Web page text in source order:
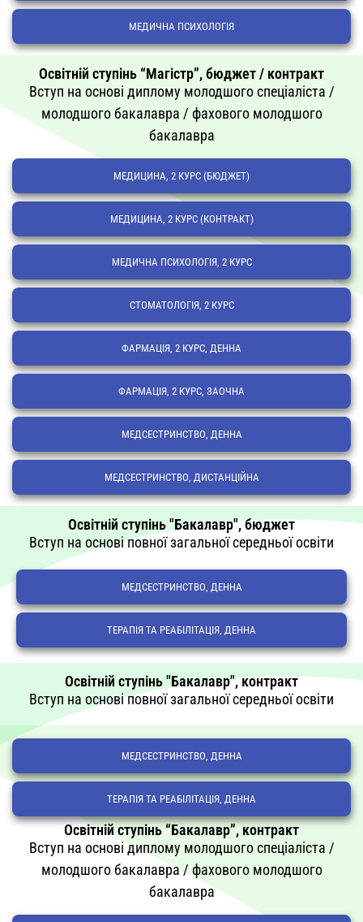
МЕДИЧНА ПСИХОЛОГІЯ
Освітній ступінь “Магістр”, бюджет / контракт
Вступ на основі диплому молодшого спеціаліста /
молодшого бакалавра / фахового молодшого
бакалавра
МЕДИЦИНА, 2 КУРС (БЮДЖЕТ)
МЕДИЦИНА, 2 КУРС (КОНТРАКТ)
МЕДИЧНА ПСИХОЛОГІЯ, 2 КУРС
СТОМАТОЛОГІЯ, 2 КУРС
ФАРМАЦІЯ, 2 КУРС, ДЕННА
ФАРМАЦІЯ, 2 КУРС, ЗАОЧНА
МЕДСЕСТРИНСТВО, ДЕННА
МЕДСЕСТРИНСТВО, ДИСТАНЦІЙНА
Освітній ступінь "Бакалавр", бюджет
Вступ на основі повної загальної середньої освіти
МЕДСЕСТРИНСТВО, ДЕННА
ТЕРАПІЯ ТА РЕАБІЛІТАЦІЯ, ДЕННА
Освітній ступінь "Бакалавр", контракт
Вступ на основі повної загальної середньої освіти
МЕДСЕСТРИНСТВО, ДЕННА
ТЕРАПІЯ ТА РЕАБІЛІТАЦІЯ, ДЕННА
Освітній ступінь “Бакалавр”, контракт
Вступ на основі диплому молодшого спеціаліста /
молодшого бакалавра / фахового молодшого
бакалавра